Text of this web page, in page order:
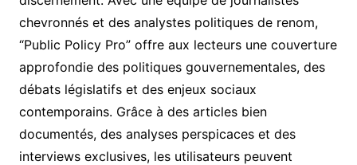
chevronnés et des analystes politiques de renom,
“Public Policy Pro” offre aux lecteurs une couverture
approfondie des politiques gouvernementales, des
débats législatifs et des enjeux sociaux
contemporains. Grâce à des articles bien
documentés, des analyses perspicaces et des
interviews exclusives, les utilisateurs peuvent